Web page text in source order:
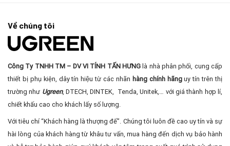
Về chúng tôi
Công Ty TNHH TM – DV VI TÍNH TẤN HƯNG là nhà phân phối, cung cấp
thiết bị phụ kiện, dây tín hiệu từ các nhãn hàng chính hãnguy tín trên thị
trường như Ugreen, DTECH, DINTEK, Tenda, Unitek,… với giá thành hợp lí,
chiết khấu cao cho khách lấy số lượng.
Với tiêu chí “Khách hàng là thượng đế”. Chúng tôi luôn đề cao uy tín và sự
hài lòng của khách hàng từ khâu tư vấn, mua hàng đến dịch vụ bảo hành